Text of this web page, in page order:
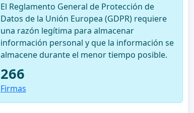
El Reglamento General de Protección de
Datos de la Unión Europea (GDPR) requiere
una razón legítima para almacenar
información personal y que la información se
almacene durante el menor tiempo posible.
266
Firmas